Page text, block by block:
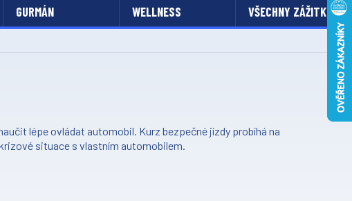
GURMÁN WELLNESS VŠECHNY ZÁŽITKY
lépe ovládat automobil. Kurz bezpečné jízdy probíhá na
situace s vlastním automobilem.